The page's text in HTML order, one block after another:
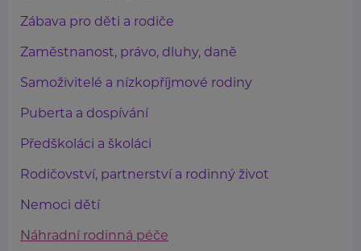
Zábava pro děti a rodiče
Zaměstnanost, právo, dluhy, daně
Samoživitelé a nízkopříjmové rodiny
Puberta a dospívání
Předškoláci a školáci
Rodičovství, partnerství a rodinný život
Nemoci dětí
Náhradní rodinná péče